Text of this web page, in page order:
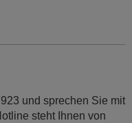
und sprechen Sie mit
steht Ihnen von